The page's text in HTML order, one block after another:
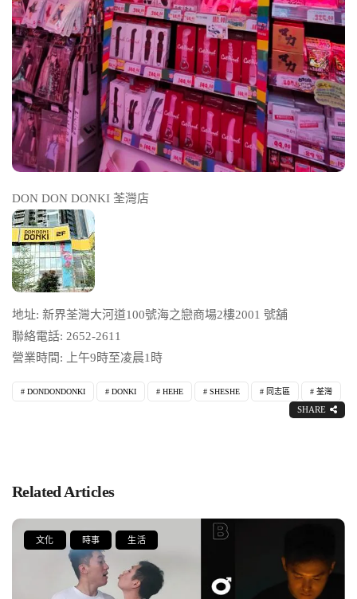
DON DON DONKI 荃灣店
地址: 新界荃灣大河道100號海之戀商場2樓2001 號舖
聯絡電話: 2652-2611
營業時間: 上午9時至凌晨1時
DONDONDONKI DONKI HEHE SHESHE 同志區 荃灣
SHARE
Related Articles
文化 時事 生活